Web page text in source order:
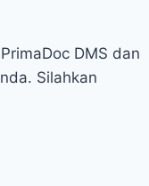
DMS dan
Silahkan